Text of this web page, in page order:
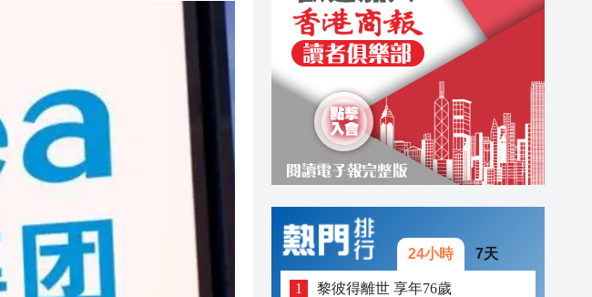
18:05
17:58
17:56
17:44
24小時 7天
黎彼得離世 享年76歲